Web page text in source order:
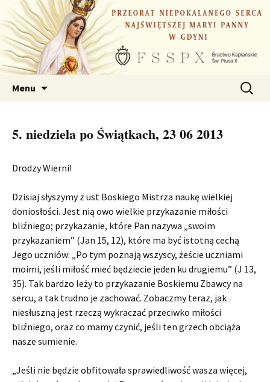
Przejdź
do
treści
Menu Szukaj:
5. niedziela po Świątkach, 23 06 2013
Drodzy Wierni!
Dzisiaj słyszymy z ust Boskiego Mistrza naukę wielkiej
doniosłości. Jest nią owo wielkie przykazanie miłości
bliźniego; przykazanie, które Pan nazywa „swoim
przykazaniem” (Jan 15, 12), które ma być istotną cechą
Jego uczniów: „Po tym poznają wszyscy, żeście uczniami
moimi, jeśli miłość mieć będziecie jeden ku drugiemu” (J 13,
35). Tak bardzo leży to przykazanie Boskiemu Zbawcy na
sercu, a tak trudno je zachować. Zobaczmy teraz, jak
niesłuszną jest rzeczą wykraczać przeciwko miłości
bliźniego, oraz co mamy czynić, jeśli ten grzech obciąża
nasze sumienie.
„Jeśli nie będzie obfitowała sprawiedliwość wasza więcej,